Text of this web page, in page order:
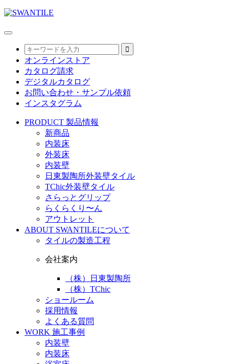
オンラインストア
カタログ請求
デジタルカタログ
お問い合わせ・サンプル依頼
インスタグラム
PRODUCT 製品情報
新商品
内装床
外装床
内装壁
日東製陶所外装壁タイル
TChic外装壁タイル
さらっとグリップ
らくらくり〜ん
アウトレット
ABOUT SWANTILEについて
タイルの製造工程
会社案内
（株）日東製陶所
（株）TChic
ショールーム
採用情報
よくある質問
WORK 施工事例
内装壁
内装床